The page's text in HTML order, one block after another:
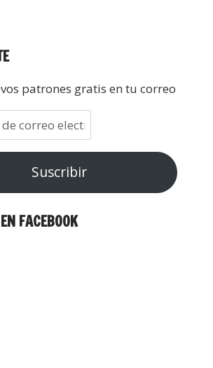
patrones gratis en tu correo
Suscribir
FACEBOOK